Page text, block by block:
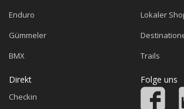
Enduro
Gümmeler
BMX
Lokaler
Trails
Direkt
Checkin
Folge uns